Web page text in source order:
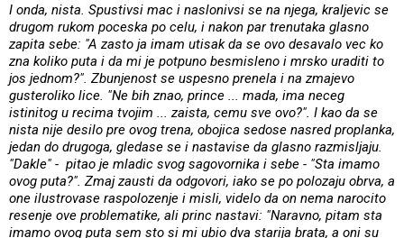
I onda, nista. Spustivsi mac i naslonivsi se na njega, kraljevic se
drugom rukom poceska po celu, i nakon par trenutaka glasno
zapita sebe: "A zasto ja imam utisak da se ovo desavalo vec ko
zna koliko puta i da mi je potpuno besmisleno i mrsko uraditi to
jos jednom?". Zbunjenost se uspesno prenela i na zmajevo
gusteroliko lice. "Ne bih znao, prince ... mada, ima neceg
istinitog u recima tvojim ... zaista, cemu sve ovo?". I kao da se
nista nije desilo pre ovog trena, obojica sedose nasred proplanka,
jedan do drugoga, gledase se i nastavise da glasno razmisljaju.
"Dakle" - pitao je mladic svog sagovornika i sebe - "Sta imamo
ovog puta?". Zmaj zausti da odgovori, iako se po polozaju obrva, a
one ilustrovase raspolozenje i misli, videlo da on nema narocito
resenje ove problematike, ali princ nastavi: "Naravno, pitam sta
imamo ovog puta sem sto si mi ubio dva starija brata, a oni su